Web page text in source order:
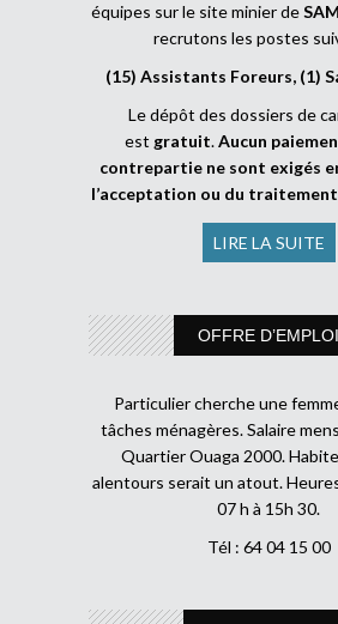
équipes sur le site minier de
recrutons les postes
(15) Assistants Foreurs, (1)
Le dépôt des dossiers de
est gratuit.Aucun
contrepartie ne sont exigés
l’acceptation ou du
LIRE LA SUITE
OFFRE D’EMPLOI
Particulier cherche une
tâches ménagères. Salaire
Quartier Ouaga 2000.
alentours serait un atout.
07 h à 15h 30.
Tél : 64 04 15 00